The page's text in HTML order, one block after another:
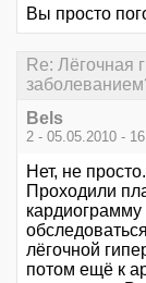
Вы просто
Re: Лёгочная
Bels
2 - 05.05.2010 -
Нет, не
Проходили
лёгочной
потом ещё к